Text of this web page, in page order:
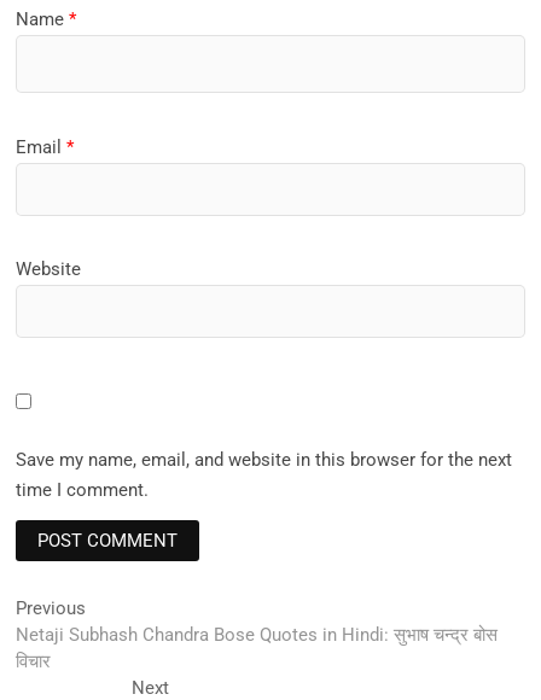
Name*
Email*
Website
Save my name, email, and website in this browser for the next
time I comment.
Post
navigation
Previous
post:
Netaji Subhash Chandra Bose Quotes in Hindi: सुभाष चन्द्र बोस
विचार
NextNext